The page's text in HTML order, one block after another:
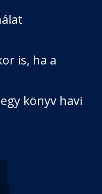
is, ha a
könyv havi